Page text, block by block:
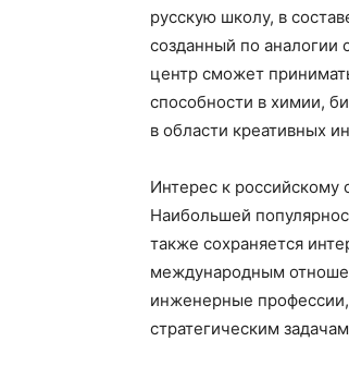
русскую школу, в
созданный по аналогии
центр сможет
способности в химии,
в области креативных
Интерес к российскому
Наибольшей
также сохраняется
международным
инженерные профессии,
стратегическим